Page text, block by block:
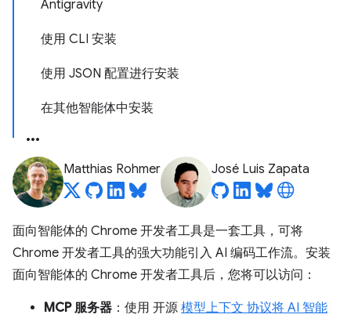
Antigravity
使用 CLI 安装
使用 JSON 配置进行安装
在其他智能体中安装
Matthias Rohmer José Luis Zapata
面向智能体的 Chrome 开发者工具是一套工具，可将
Chrome 开发者工具的强大功能引入 AI 编码工作流。安装
面向智能体的 Chrome 开发者工具后，您将可以访问：
MCP 服务器 ：使用 开源 模型上下文 协议将 AI 智能